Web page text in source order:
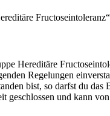
Hereditäre
Regelungen
bist, so darfst du
geschlossen und kann